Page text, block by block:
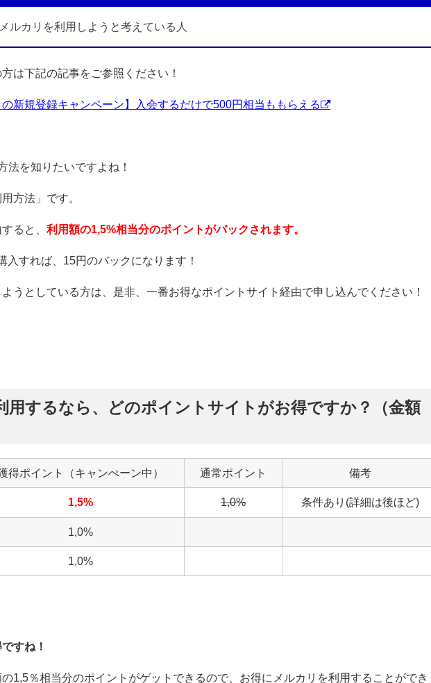
ルカリを利用しようと考えている人
は下記の記事をご参照ください！
の新規登録キャンペーン】入会するだけで500円相当ももらえる
法を知りたいですよね！
方法」です。
ると、 利用額の1,5%相当分のポイントがバックされます。
入すれば、15円のバックになります！
うとしている方は、是非、一番お得なポイントサイト経由で申し込んでください！
用するなら、どのポイントサイトがお得ですか？（金額
得ポイント（キャンぺーン中） 通常ポイント 備考
1,5% 1,0% 条件あり(詳細は後ほど)
1,0%
1,0%
すね！
1,5％相当分のポイントがゲットできるので、お得にメルカリを利用することができ